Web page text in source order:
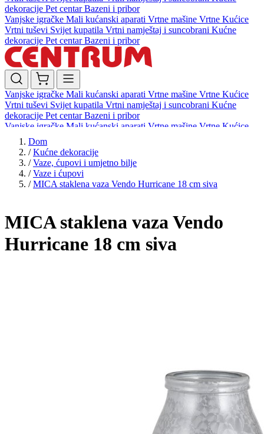
dekoracije Pet centarBazeni i pribor
Vanjske igračke Mali kućanski aparati Vrtne mašine Vrtne Kućice
Vrtni tuševi Svijet kupatila Vrtni namještaj i suncobrani Kućne
dekoracije Pet centarBazeni i pribor
Vanjske igračke Mali kućanski aparati Vrtne mašine Vrtne Kućice
Vrtni tuševi Svijet kupatila Vrtni namještaj i suncobrani Kućne
dekoracije Pet centarBazeni i pribor
Vanjske igračke Mali kućanski aparati Vrtne mašine Vrtne Kućice
Vrtni tuševi
dekoracijePet centar Bazeni i pribor
Dom
/ Kućne dekoracije
/ Vaze, ćupovi i umjetno bilje
/ Vaze i ćupovi
/ MICA staklena vaza Vendo Hurricane 18 cm siva
MICA staklena vaza Vendo
Hurricane 18 cm siva